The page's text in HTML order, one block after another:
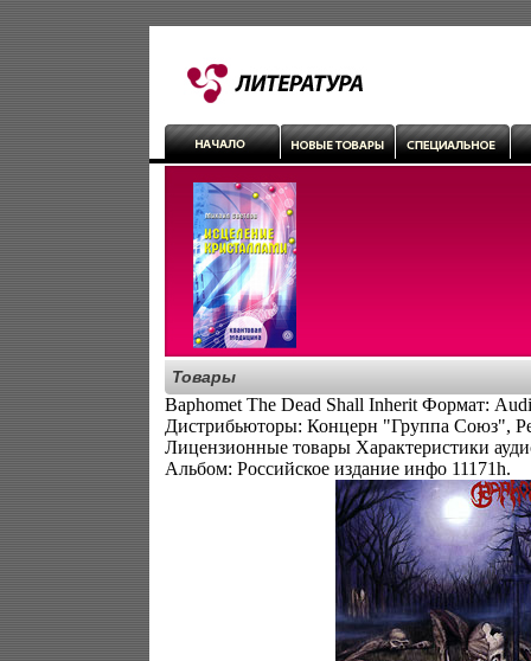
Товары
Baphomet The Dead Shall Inherit Формат:
Дистрибьюторы: Концерн "Группа Союз",
Лицензионные товары Характеристики
Альбом: Российское издание инфо 11171h.